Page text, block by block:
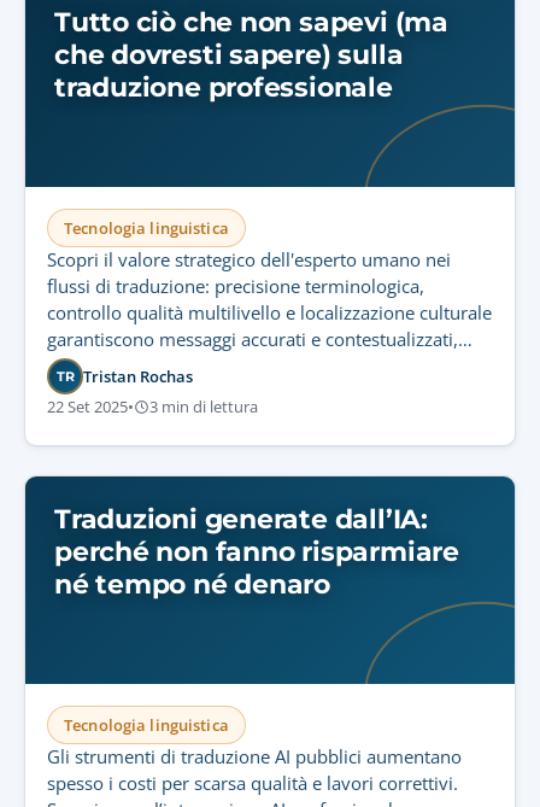
Tutto ciò che non sapevi (ma
che dovresti sapere) sulla
traduzione professionale
Tecnologia linguistica
Scopri il valore strategico dell'esperto umano nei
flussi di traduzione: precisione terminologica,
controllo qualità multilivello e localizzazione culturale
garantiscono messaggi accurati e contestualizzati,
inaccessibili alla sola tecnologia.
TR Tristan Rochas
22 Set 2025• 3 min di lettura
Traduzioni generate dall’IA:
perché non fanno risparmiare
né tempo né denaro
Tecnologia linguistica
Gli strumenti di traduzione AI pubblici aumentano
spesso i costi per scarsa qualità e lavori correttivi.